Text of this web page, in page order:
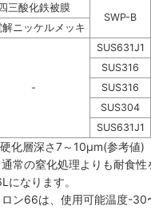
三酸化鉄被膜
SWP-B
解ニッケルメッキ
-
SUS631J1
SUS316
SUS316
SUS304
SUS631J1
化層深さ7～10μm(参考値)
常の窒化処理よりも耐食
なります。
ロン66は、使用可能温度-